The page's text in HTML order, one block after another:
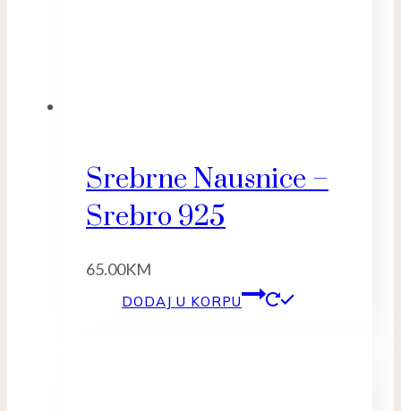
Srebrne Nausnice –
Srebro 925
65.00KM
DODAJ U KORPU